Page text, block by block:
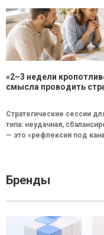
«2–3 недели
смысла проводить
Стратегические сессии
типа: неудачная,
— это «рефлексия под
Бренды